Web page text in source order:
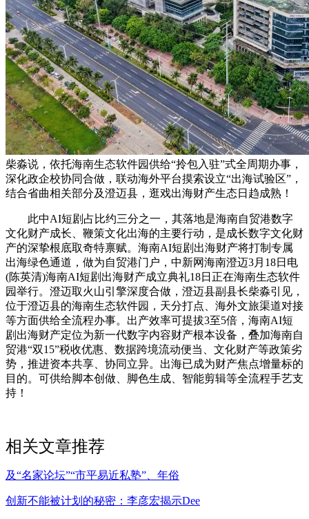
柴淼说，依托海南生态软件园供给“拎包入驻”式全周期办事，
深化政企校协同合做，联动海外平台摸索设立“出海试验区”，
结合省曲相关部分及澄迈县，逛戏出海财产生态日趋成熟！
此中AI短剧占比约三分之一，其落地是海南自贸港数字
文化财产成长、鞭策文化出海的主要行动，是成长数字文化财
产的深挚根底取奇特禀赋。海南AI短剧出海财产将打制专属
出海绿色通道，做为自贸港门户，中新网海南澄迈3月18日电
(陈英清)海南AI短剧出海财产成立典礼18日正在海南生态软件
园举行。澄迈取火山引擎深度合做，澄迈县副县长柴淼引见，
位于澄迈县的海南生态软件园，天分打点、海外文旅渠道对接
等方面供给全流程办事。出产效率可提拔3至5倍，海南AI短
剧出海财产定位为新一代数字内容财产根本设备，叠加海南自
贸港“双15”税收优惠、数据跨境流动便当、文化财产等政策劣
势，推进资本共享、协同立异。出海已成为财产焦点增量标的
目的。可供给脚本创做、脚色生成、智能剪辑等全流程手艺支
持！
相关文章推荐
及“名家论坛”“市平易近私塾”、年俗
创新不能被计划的秘密：李彦宏揭示Dee